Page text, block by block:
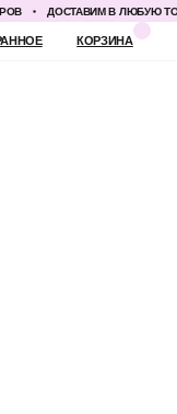
ДОСТАВИМ В ЛЮБУЮ